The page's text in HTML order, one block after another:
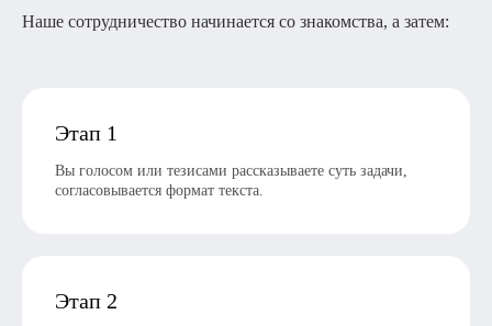
Наше сотрудничество начинается со знакомства, а затем:
Этап 1
Вы голосом или тезисами рассказываете суть задачи,
согласовывается формат текста.
Этап 2